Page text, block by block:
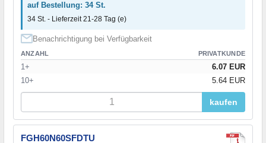
auf Bestellung: 34 St.
34 St. - Lieferzeit 21-28 Tag (e)
Benachrichtigung bei Verfügbarkeit
ANZAHL PRIVATKUNDE
1+
6.07 EUR
10+
5.64 EUR
kaufen
FGH60N60SFDTU